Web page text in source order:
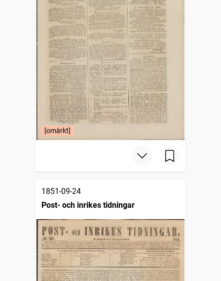
[omärkt]
1851-09-24
Post- och inrikes tidningar